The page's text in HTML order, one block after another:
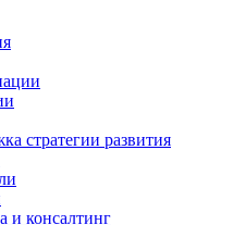
стратегии развития
и консалтинг